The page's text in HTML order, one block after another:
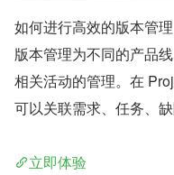
如何进行高效的版本管
版本管理为不同的产品
相关活动的管理。在
可以关联需求、任务、缺
立即体验